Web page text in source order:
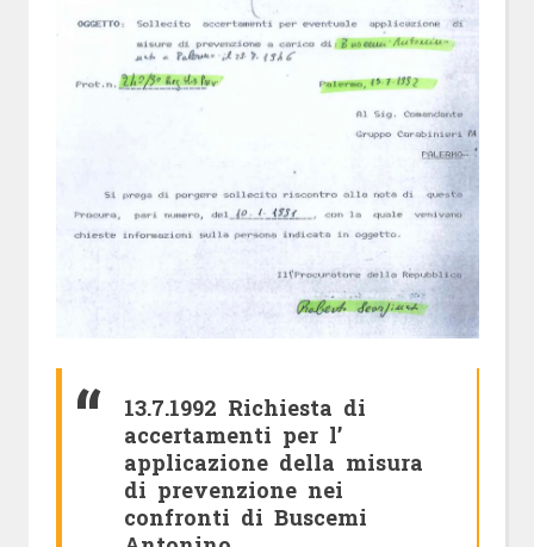
13.7.1992 Richiesta di
accertamenti per l’
applicazione della misura
di prevenzione nei
confronti di Buscemi